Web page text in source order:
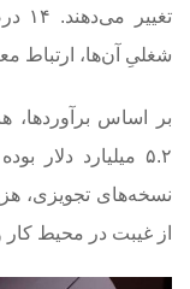
شغلیِ آن‌ها، ارتباط
بر اساس برآوردها،
۵.۲ میلیارد
نسخه‌‌های تجویزی،
از غیبت در محیط